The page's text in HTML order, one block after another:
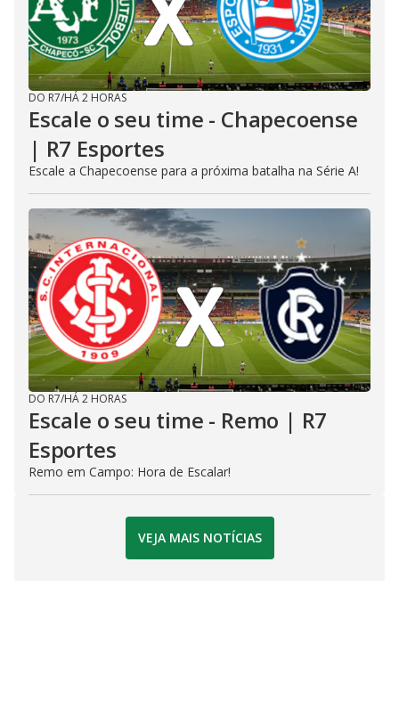
DO R7/HÁ 2 HORAS
Escale o seu time - Chapecoense
| R7 Esportes
Escale a Chapecoense para a próxima batalha na Série A!
DO R7/HÁ 2 HORAS
Escale o seu time - Remo | R7
Esportes
Remo em Campo: Hora de Escalar!
VEJA MAIS NOTÍCIAS